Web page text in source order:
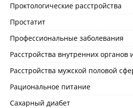
Проктологические расстройства
Простатит
Профессиональные заболевания
Расстройства внутренних
Расстройства мужской половой
Рациональное питание
Сахарный диабет